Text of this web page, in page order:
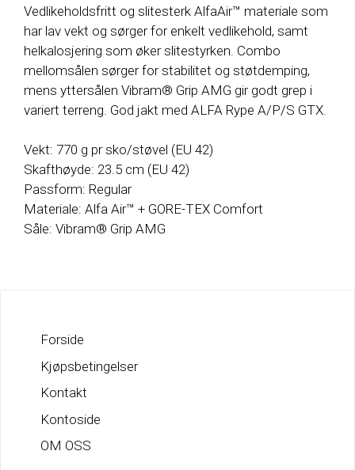
Vedlikeholdsfritt og slitesterk AlfaAir™ materiale som
har lav vekt og sørger for enkelt vedlikehold, samt
helkalosjering som øker slitestyrken. Combo
mellomsålen sørger for stabilitet og støtdemping,
mens yttersålen Vibram® Grip AMG gir godt grep i
variert terreng. God jakt med ALFA Rype A/P/S GTX.
Vekt: 770 g pr sko/støvel (EU 42)
Skafthøyde: 23.5 cm (EU 42)
Passform: Regular
Materiale: Alfa Air™ + GORE-TEX Comfort
Såle: Vibram® Grip AMG
Forside
Kjøpsbetingelser
Kontakt
Kontoside
OM OSS